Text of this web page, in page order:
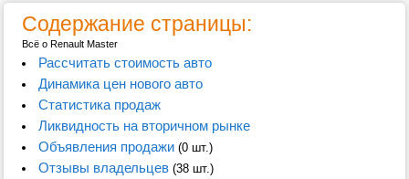
Содержание страницы:
Всё о Renault Master
Рассчитать стоимость авто
Динамика цен нового авто
Статистика продаж
Ликвидность на вторичном рынке
Объявления продажи(0 шт.)
Отзывы владельцев(38 шт.)